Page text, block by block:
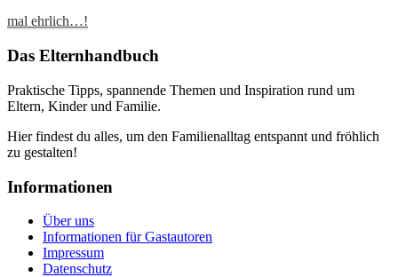
mal ehrlich…!
Das Elternhandbuch
Praktische Tipps, spannende Themen und Inspiration rund um
Eltern, Kinder und Familie.
Hier findest du alles, um den Familienalltag entspannt und fröhlich
zu gestalten!
Informationen
Über uns
Informationen für Gastautoren
Impressum
Datenschutz